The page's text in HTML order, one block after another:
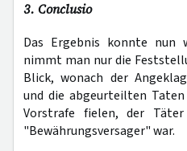
3. Conclusio
Das Ergebnis konnte nun
nimmt man nur die
Blick, wonach der
und die abgeurteilten
Vorstrafe fielen, der
"Bewährungsversager" war.